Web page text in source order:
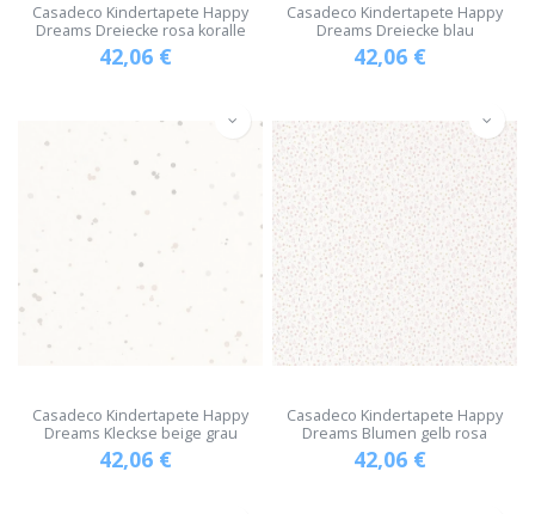
Casadeco Kindertapete Happy
Dreams Dreiecke rosa koralle
42,06 €
Casadeco Kindertapete Happy
Dreams Dreiecke blau
42,06 €
Casadeco Kindertapete Happy
Dreams Kleckse beige grau
42,06 €
Casadeco Kindertapete Happy
Dreams Blumen gelb rosa
42,06 €